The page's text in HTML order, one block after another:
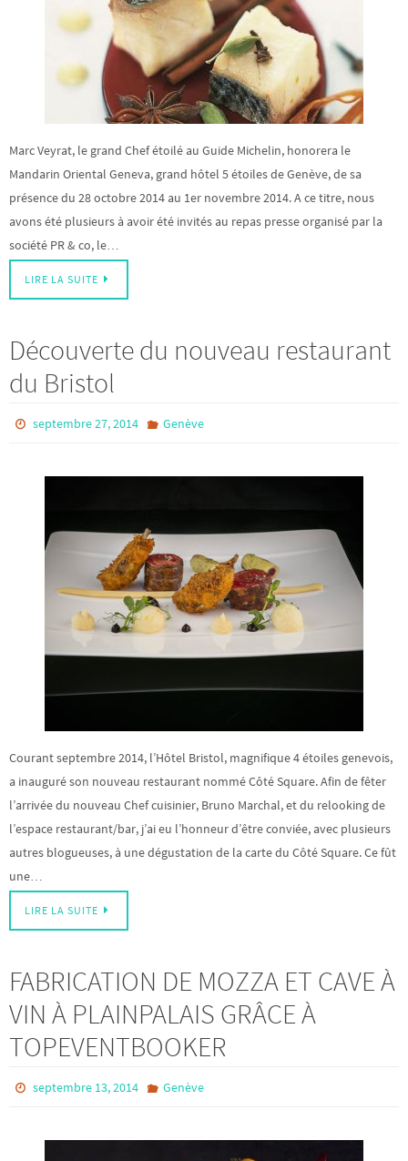
Marc Veyrat, le grand Chef étoilé au Guide Michelin, honorera le
Mandarin Oriental Geneva, grand hôtel 5 étoiles de Genève, de sa
présence du 28 octobre 2014 au 1er novembre 2014. A ce titre, nous
avons été plusieurs à avoir été invités au repas presse organisé par la
société PR & co, le…
LIRE LA SUITE
Découverte du nouveau restaurant
du Bristol
septembre 27, 2014 Genève
Courant septembre 2014, l’Hôtel Bristol, magnifique 4 étoiles genevois,
a inauguré son nouveau restaurant nommé Côté Square. Afin de fêter
l’arrivée du nouveau Chef cuisinier, Bruno Marchal, et du relooking de
l’espace restaurant/bar, j’ai eu l’honneur d’être conviée, avec plusieurs
autres blogueuses, à une dégustation de la carte du Côté Square. Ce fût
une…
LIRE LA SUITE
FABRICATION DE MOZZA ET CAVE À
VIN À PLAINPALAIS GRÂCE À
TOPEVENTBOOKER
septembre 13, 2014 Genève